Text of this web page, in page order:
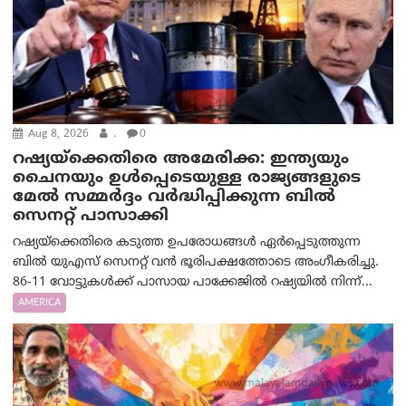
Aug 8, 2026 . 0
റഷ്യയ്‌ക്കെതിരെ അമേരിക്ക: ഇന്ത്യയും
ചൈനയും ഉൾപ്പെടെയുള്ള രാജ്യങ്ങളുടെ
മേൽ സമ്മർദ്ദം വർദ്ധിപ്പിക്കുന്ന ബിൽ
സെനറ്റ് പാസാക്കി
റഷ്യയ്‌ക്കെതിരെ കടുത്ത ഉപരോധങ്ങൾ ഏർപ്പെടുത്തുന്ന
ബിൽ യുഎസ് സെനറ്റ് വൻ ഭൂരിപക്ഷത്തോടെ അംഗീകരിച്ചു.
86-11 വോട്ടുകൾക്ക് പാസായ പാക്കേജിൽ റഷ്യയിൽ നിന്ന്...
AMERICA